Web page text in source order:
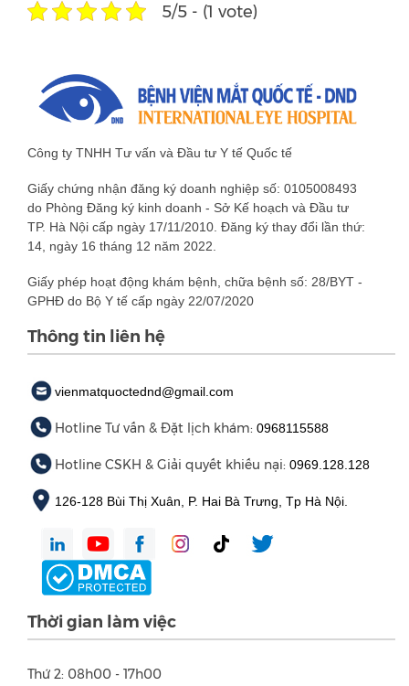
5/5 - (1 vote)
Công ty TNHH Tư vấn và Đầu tư Y tế Quốc tế
Giấy chứng nhận đăng ký doanh nghiệp số: 0105008493
do Phòng Đăng ký kinh doanh - Sở Kế hoạch và Đầu tư
TP. Hà Nội cấp ngày 17/11/2010. Đăng ký thay đổi lần thứ:
14, ngày 16 tháng 12 năm 2022.
Giấy phép hoạt động khám bệnh, chữa bệnh số: 28/BYT -
GPHĐ do Bộ Y tế cấp ngày 22/07/2020
Thông tin liên hệ
vienmatquoctednd@gmail.com
Hotline Tư vấn & Đặt lịch khám: 0968115588
Hotline CSKH & Giải quyết khiếu nại: 0969.128.128
126-128 Bùi Thị Xuân, P. Hai Bà Trưng, Tp Hà Nội.
Thời gian làm việc
Thứ 2: 08h00 - 17h00